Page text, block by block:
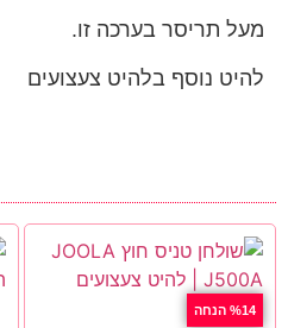
מעל תריסר בערכה זו.
להיט נוסף בלהיט צעצועים
%14 הנחה